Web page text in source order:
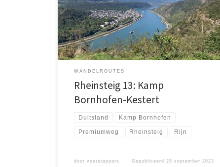
Steig of anders worden ze een Wanderweg
genoemd. De Rheinsteig is wellicht wel één van de
mooiste routes. De Rheinsteig is 320 kilometer lang en
loopt van Bonn naar […]
WANDELROUTES
Rheinsteig 13: Kamp
Bornhofen-Kestert
Duitsland Kamp Bornhofen
Premiumweg Rheinsteig Rijn
doorvoetstappers Gepubliceerd 25 september 2023